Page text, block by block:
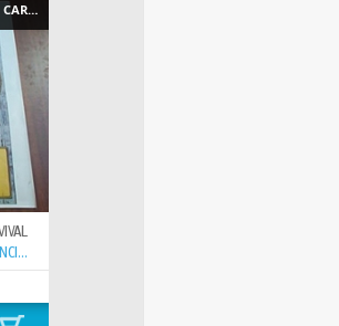
CARTEL - POSTER
REPROD 40 X 30 CARTEL CONCIERTO 15-6- ,